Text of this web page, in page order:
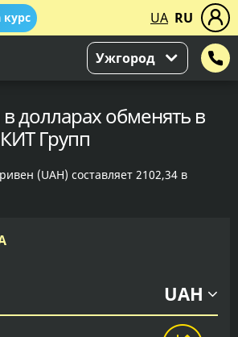
курс UA RU
Ужгород
в долларах обменять в
Групп
(UAH) составляет 2102,34 в
UAH